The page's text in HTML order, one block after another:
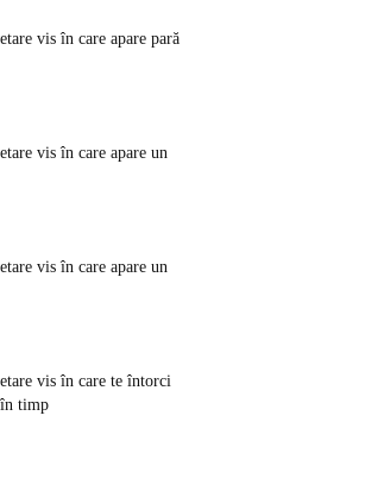
vis în care apare pară
vis în care apare un
vis în care apare un
vis în care te întorci
timp